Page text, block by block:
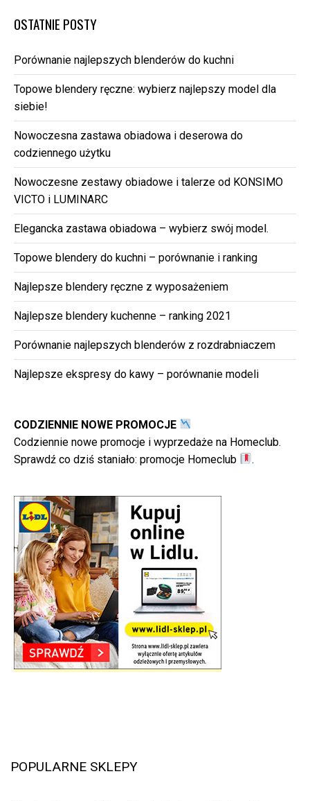
OSTATNIE POSTY
Porównanie najlepszych blenderów do kuchni
Topowe blendery ręczne: wybierz najlepszy model dla
siebie!
Nowoczesna zastawa obiadowa i deserowa do
codziennego użytku
Nowoczesne zestawy obiadowe i talerze od KONSIMO
VICTO i LUMINARC
Elegancka zastawa obiadowa – wybierz swój model.
Topowe blendery do kuchni – porównanie i ranking
Najlepsze blendery ręczne z wyposażeniem
Najlepsze blendery kuchenne – ranking 2021
Porównanie najlepszych blenderów z rozdrabniaczem
Najlepsze ekspresy do kawy – porównanie modeli
CODZIENNIE NOWE PROMOCJE
Codziennie nowe promocje i wyprzedaże na Homeclub.
Sprawdź co dziś staniało: promocje Homeclub .
POPULARNE SKLEPY